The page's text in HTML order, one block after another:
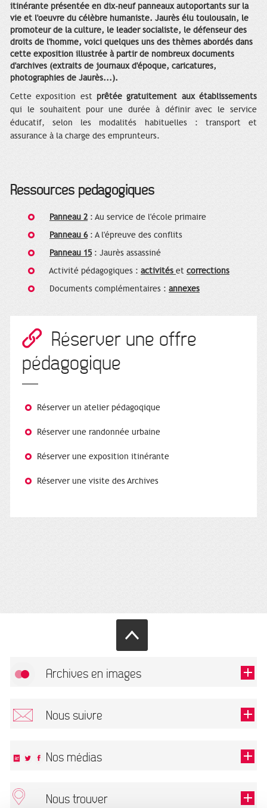
itinérante présentée en dix-neuf panneaux autoportants sur la
vie et l'oeuvre du célèbre humaniste. Jaurès élu toulousain, le
promoteur de la culture, le leader socialiste, le défenseur des
droits de l'homme, voici quelques uns des thèmes abordés dans
cette exposition illustrée à partir de nombreux documents
d'archives (extraits de journaux d'époque, caricatures,
photographies de Jaurès...).
Cette exposition est prêtée gratuitement aux établissements
qui le souhaitent pour une durée à définir avec le service
éducatif, selon les modalités habituelles : transport et
assurance à la charge des emprunteurs.
Ressources pédagogiques
Panneau 2: Au service de l'école primaire
Panneau 6: A l'épreuve des conflits
Panneau 15: Jaurès assassiné
Activité pédagogiques : activités et corrections
Documents complémentaires : annexes
Réserver une offre
pédagogique
Réserver un atelier pédagoqique
Réserver une randonnée urbaine
Réserver une exposition itinérante
Réserver une visite des Archives
Archives en images
Nous suivre
Ce champ est exigé.
Nos médias
Nous trouver